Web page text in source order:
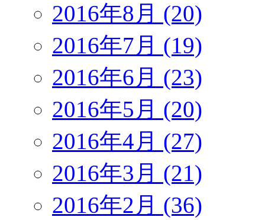
2016年8月 (20)
2016年7月 (19)
2016年6月 (23)
2016年5月 (20)
2016年4月 (27)
2016年3月 (21)
2016年2月 (36)